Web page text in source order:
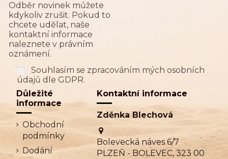
Odběr novinek můžete
kdykoliv zrušit. Pokud to
chcete udělat, naše
kontaktní informace
naleznete v právním
oznámení.
Souhlasím se zpracováním mých osobních
údajů dle GDPR.
Důležité
informace
Obchodní
podmínky
Dodání
Kontaktní informace
Zděnka Blechová
Bolevecká náves 6/7
PLZEŇ - BOLEVEC, 323 00